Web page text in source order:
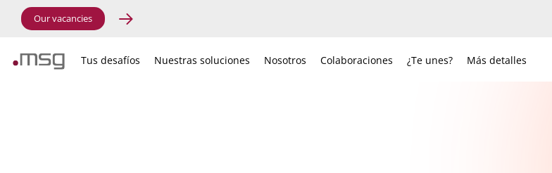
Our vacancies
Tus desafíos Nuestras soluciones Nosotros Colaboraciones ¿Te unes? Más detalles